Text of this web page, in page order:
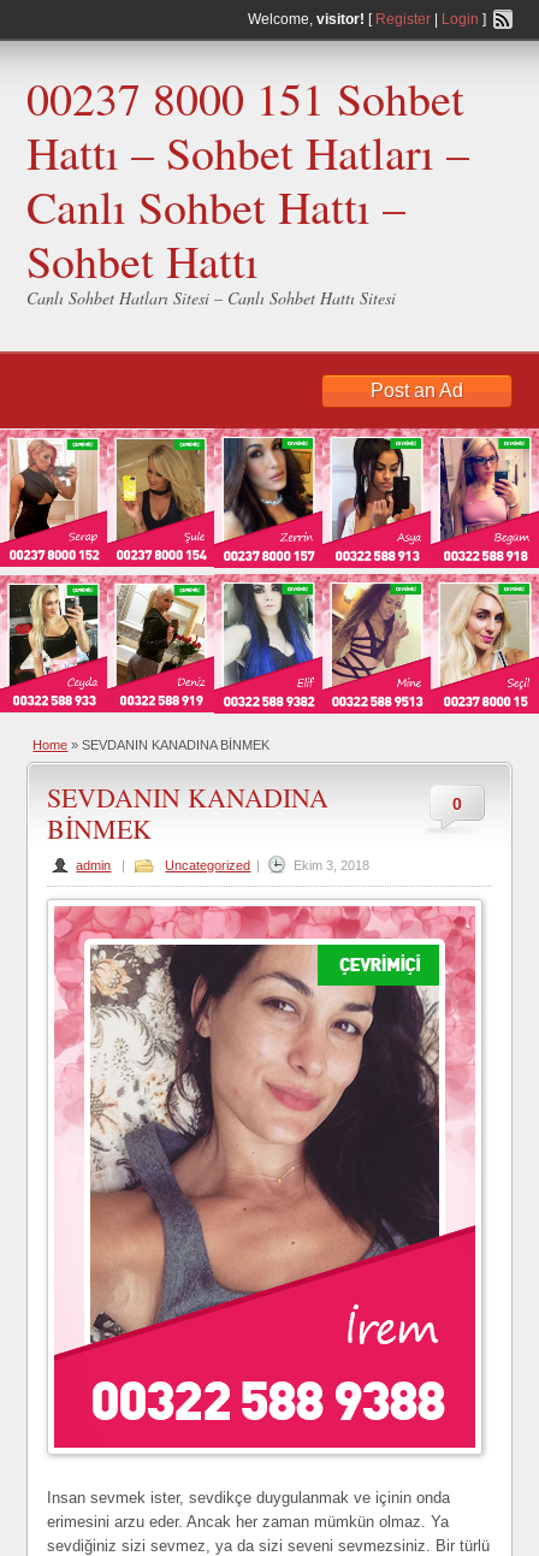
Welcome, visitor! [ Register| Login ]
00237 8000 151 Sohbet
Hattı – Sohbet Hatları –
Canlı Sohbet Hattı –
Sohbet Hattı
Canlı Sohbet Hatları Sitesi – Canlı Sohbet Hattı Sitesi
Post an Ad
Home » SEVDANIN KANADINA BİNMEK
0
SEVDANIN KANADINA
BİNMEK
admin | Uncategorized | Ekim 3, 2018
Insan sevmek ister, sevdikçe duygulanmak ve içinin onda
erimesini arzu eder. Ancak her zaman mümkün olmaz. Ya
sevdiğiniz sizi sevmez, ya da sizi seveni sevmezsiniz. Bir türlü